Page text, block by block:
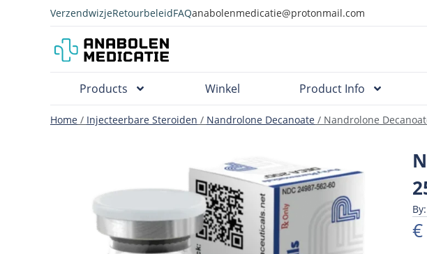
VerzendwizjeRetourbeleidFAQanabolenmedicatie@protonmail.com
Products Winkel Product Info
Home / Injecteerbare Steroiden / Nandrolone Decanoate / Nandrolone
€